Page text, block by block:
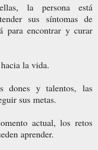
la persona está
sus síntomas de
para encontrar y curar
la vida.
dones y talentos, las
sus metas.
actual, los retos
aprender.